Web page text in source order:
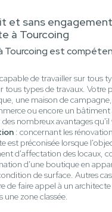
et sans
à Tourcoing
Tourcoing est
de travailler sur tous
types de travaux. Votre
une maison de
ou encore un
des nombreux avantages
: concernant les
est préconisée lorsque
d'affectation des locaux,
d'une boutique en
de surface. Autres
de faire appel à un
une zone classée.